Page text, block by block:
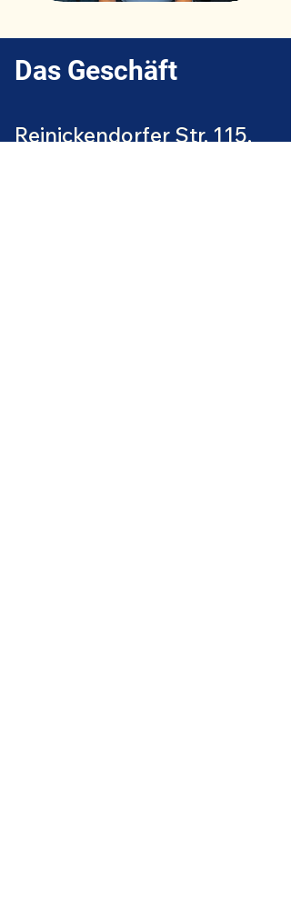
Das Geschäft
Reinickendorfer Str. 115,